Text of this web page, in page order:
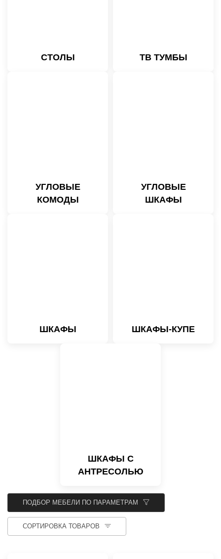
СТОЛЫ ТВ ТУМБЫ
УГЛОВЫЕ
КОМОДЫ
УГЛОВЫЕ
ШКАФЫ
ШКАФЫ ШКАФЫ-КУПЕ
ШКАФЫ С
АНТРЕСОЛЬЮ
ПОДБОР МЕБЕЛИ ПО ПАРАМЕТРАМ
СОРТИРОВКА ТОВАРОВ